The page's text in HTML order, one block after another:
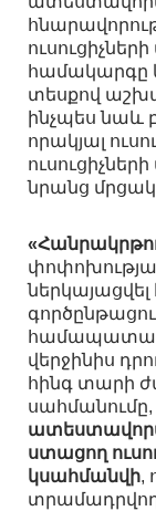
համակարգը
տեսքով
ինչպես նաև
որակյալ
նրանց
վերջինիս
հինգ տարի
ստացող
կսահմանվի,
տրամադրվող